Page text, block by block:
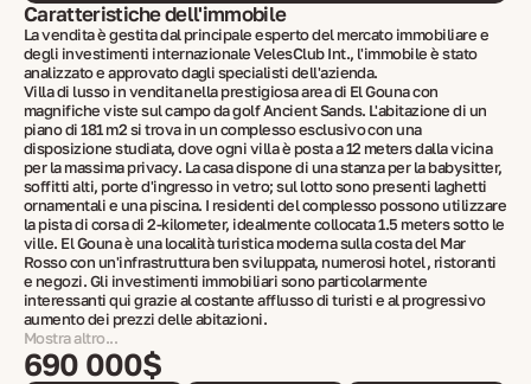
Caratteristiche dell'immobile
La vendita è gestita dal principale esperto del mercato immobiliare e
degli investimenti internazionale VelesClub Int., l'immobile è stato
analizzato e approvato dagli specialisti dell'azienda.
Villa di lusso in vendita nella prestigiosa area di El Gouna con
magnifiche viste sul campo da golf Ancient Sands. L'abitazione di un
piano di 181 m2 si trova in un complesso esclusivo con una
disposizione studiata, dove ogni villa è posta a 12 meters dalla vicina
per la massima privacy. La casa dispone di una stanza per la babysitter,
soffitti alti, porte d'ingresso in vetro; sul lotto sono presenti laghetti
ornamentali e una piscina. I residenti del complesso possono utilizzare
la pista di corsa di 2-kilometer, idealmente collocata 1.5 meters sotto le
ville. El Gouna è una località turistica moderna sulla costa del Mar
Rosso con un'infrastruttura ben sviluppata, numerosi hotel, ristoranti
e negozi. Gli investimenti immobiliari sono particolarmente
interessanti qui grazie al costante afflusso di turisti e al progressivo
aumento dei prezzi delle abitazioni.
Mostra altro...
690 000$